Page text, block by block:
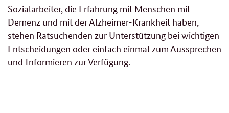
Sozialarbeiter, die Erfahrung mit Menschen mit
Demenz und mit der Alzheimer-Krankheit haben,
stehen Ratsuchenden zur Unterstützung bei wichtigen
Entscheidungen oder einfach einmal zum Aussprechen
und Informieren zur Verfügung.